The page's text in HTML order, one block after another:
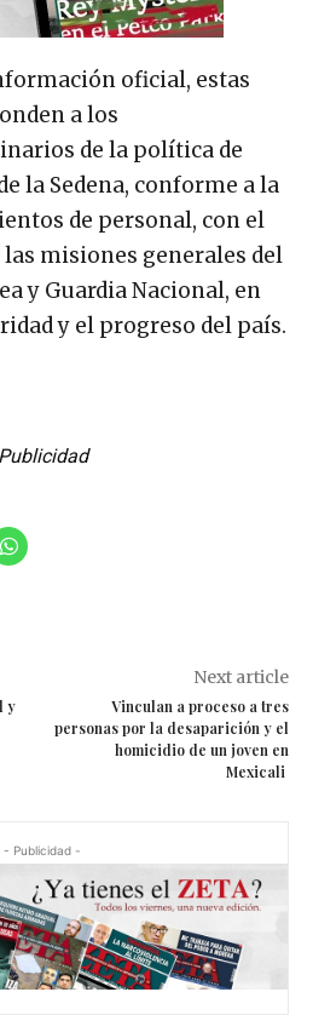
oficial, estas
a los
de la política de
la Sedena, conforme a la
de personal, con el
misiones generales del
y Guardia Nacional, en
y el progreso del país.
Publicidad
y
Next article
Vinculan a proceso a tres
personas por la desaparición y el
homicidio de un joven en
Mexicali
- Publicidad -